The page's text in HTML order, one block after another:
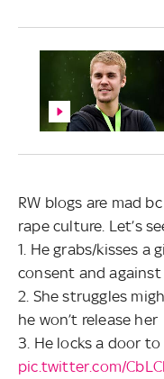
RW blogs are mad
rape culture. Let’s
1. He grabs/kisses a
consent and against
2. She struggles
he won’t release her
3. He locks a door
pic.twitter.com/